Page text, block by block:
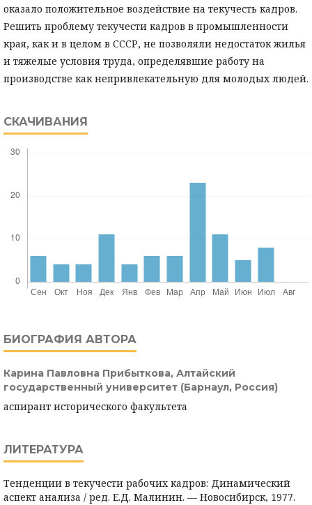
оказало положительное воздействие на текучесть кадров.
Решить проблему текучести кадров в промышленности
края, как и в целом в СССР, не позволяли недостаток жилья
и тяжелые условия труда, определявшие работу на
производстве как непривлекательную для молодых людей.
СКАЧИВАНИЯ
БИОГРАФИЯ АВТОРА
Карина Павловна Прибыткова, Алтайский
государственный университет (Барнаул, Россия)
аспирант исторического факультета
ЛИТЕРАТУРА
Тенденции в текучести рабочих кадров: Динамический
аспект анализа / ред. Е.Д. Малинин. — Новосибирск, 1977.